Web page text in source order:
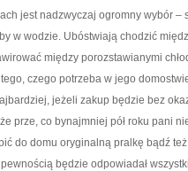
jest nadzwyczaj ogromny wybór –
w wodzie. Ubóstwiają chodzić
między porozstawianymi
czego potrzeba w jego
jeżeli zakup będzie bez
prze, co bynajmniej pół roku pani
do domu oryginalną pralkę bądź
będzie odpowiadał